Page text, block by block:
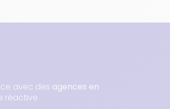
avec des agences en
réactive.